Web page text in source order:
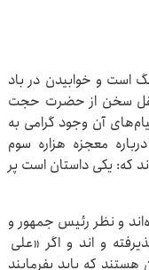
است و خوابیدن در باد
نقل سخن از حضرت حجت
آن وجود گرامی به
معجزه هزاره سوم
که: یکی داستان است پر
و نظر رئیس جمهور و
و اند و اگر «علی
که باید بفرمایند